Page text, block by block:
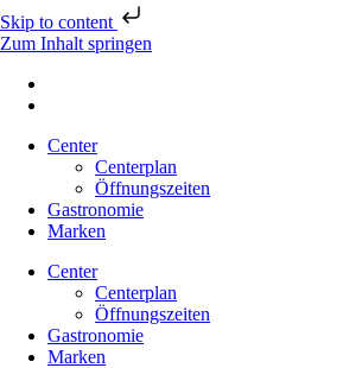
Skip to content
Zum Inhalt springen
Center
Centerplan
Öffnungszeiten
Gastronomie
Marken
Center
Centerplan
Öffnungszeiten
Gastronomie
Marken